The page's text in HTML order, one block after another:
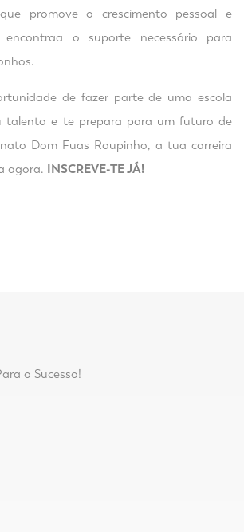
promove o crescimento pessoal e
encontraa o suporte necessário para
de fazer parte de uma escola
talento e te prepara para um futuro de
Dom Fuas Roupinho, a tua carreira
agora. INSCREVE-TE JÁ!
o Sucesso!